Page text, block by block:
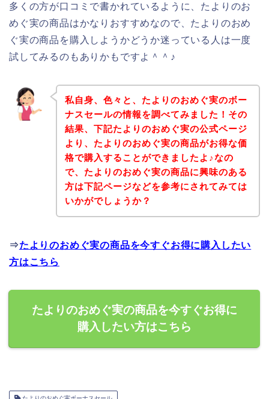
多くの方が口コミで書かれているように、たよりのお
めぐ実の商品はかなりおすすめなので、たよりのおめ
ぐ実の商品を購入しようかどうか迷っている人は一度
試してみるのもありかもですよ＾＾♪
私自身、色々と、たよりのおめぐ実のボー
ナスセールの情報を調べてみました！その
結果、下記たよりのおめぐ実の公式ページ
より、たよりのおめぐ実の商品がお得な価
格で購入することができましたよ♪なの
で、たよりのおめぐ実の商品に興味のある
方は下記ページなどを参考にされてみては
いかがでしょうか？
⇒たよりのおめぐ実の商品を今すぐお得に購入したい
方はこちら
たよりのおめぐ実の商品を今すぐお得に
購入したい方はこちら